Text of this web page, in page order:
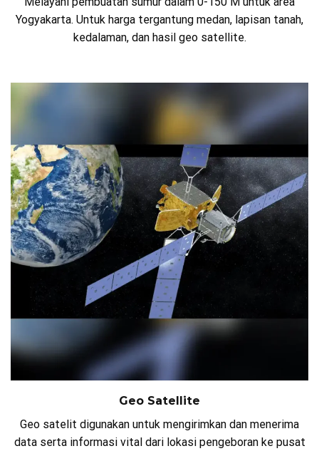
Yogyakarta. Untuk harga tergantung medan, lapisan tanah,
kedalaman, dan hasil geo satellite.
Geo Satellite
Geo satelit digunakan untuk mengirimkan dan menerima
data serta informasi vital dari lokasi pengeboran ke pusat